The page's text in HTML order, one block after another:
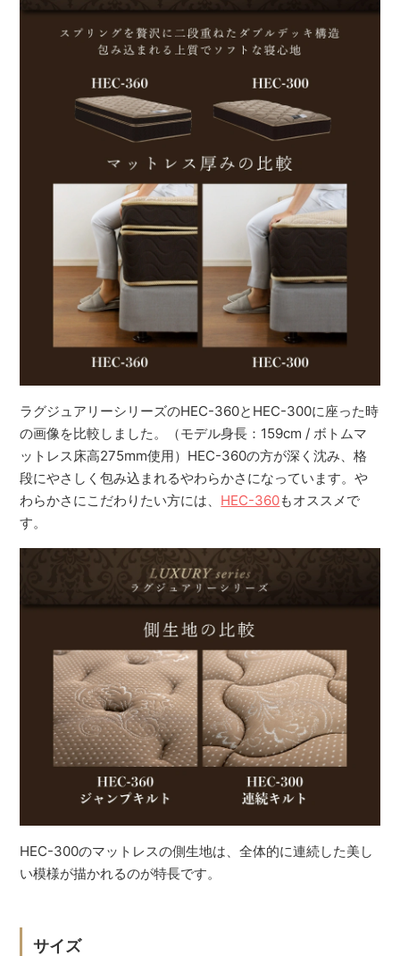
ラグジュアリーシリーズのHEC-360とHEC-300に座った時
の画像を比較しました。（モデル身長：159cm / ボトムマ
ットレス床高275mm使用）HEC-360の方が深く沈み、格
段にやさしく包み込まれるやわらかさになっています。や
わらかさにこだわりたい方には、 HEC-360もオススメで
す。
HEC-300のマットレスの側生地は、全体的に連続した美し
い模様が描かれるのが特長です。
サイズ